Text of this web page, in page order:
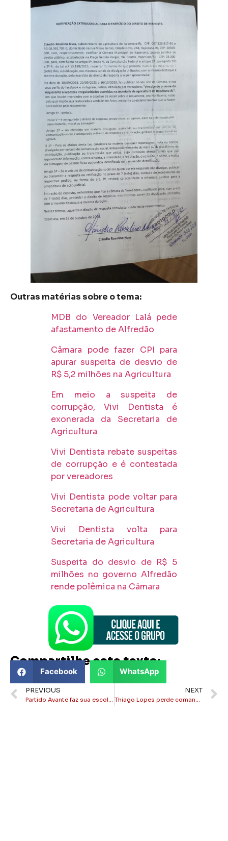
Outras matérias sobre o tema:
MDB do Vereador Lalá pede
afastamento de Alfredão
Câmara pode fazer CPI para
apurar suspeita de desvio de
R$ 5,2 milhões na Agricultura
Em meio a suspeita de
corrupção, Vivi Dentista é
exonerada da Secretaria de
Agricultura
Vivi Dentista rebate suspeitas
de corrupção e é contestada
por vereadores
Vivi Dentista pode voltar para
Secretaria de Agricultura
Vivi Dentista volta para
Secretaria de Agricultura
Suspeita do desvio de R$ 5
milhões no governo Alfredão
rende polêmica na Câmara
Compartilhe este texto:
Facebook WhatsApp
PREVIOUS NEXT